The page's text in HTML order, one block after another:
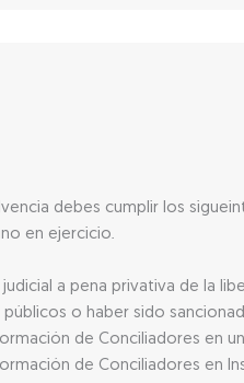
debes cumplir los
en ejercicio.
a pena privativa de la
o haber sido
de Conciliadores en
de Conciliadores en